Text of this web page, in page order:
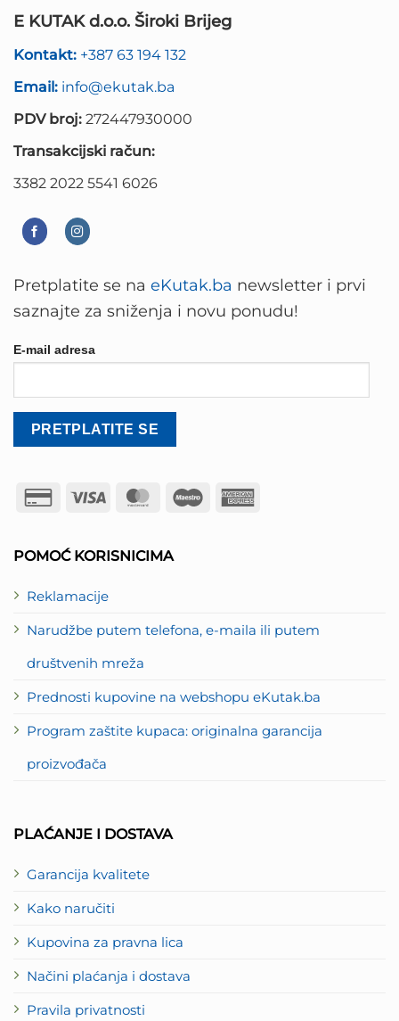
E KUTAK d.o.o. Široki Brijeg
Kontakt: +387 63 194 132
Email: info@ekutak.ba
PDV broj: 272447930000
Transakcijski račun:
3382 2022 5541 6026
POMOĆ KORISNICIMA
Reklamacije
Narudžbe putem telefona, e-maila ili putem
društvenih mreža
Prednosti kupovine na webshopu eKutak.ba
Program zaštite kupaca: originalna garancija
proizvođača
PLAĆANJE I DOSTAVA
Garancija kvalitete
Kako naručiti
Kupovina za pravna lica
Načini plaćanja i dostava
Pravila privatnosti
Pretplatite se na eKutak.ba newsletter i prvi
saznajte za sniženja i novu ponudu!
E-mail adresa
Credit
Visa MasterCard
Maestro